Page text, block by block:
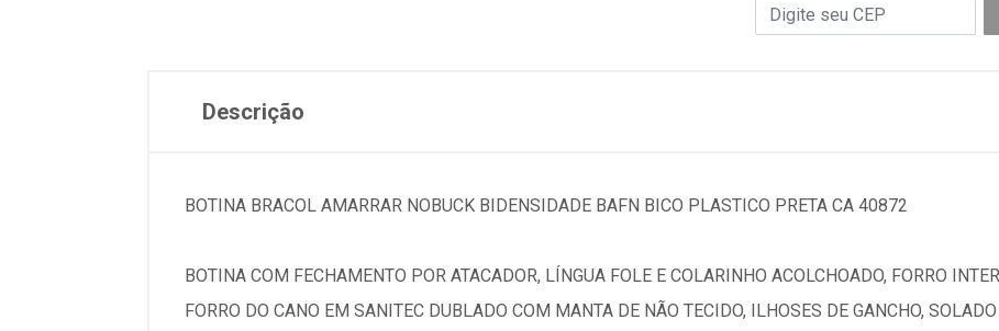
Descrição
BOTINA BRACOL AMARRAR NOBUCK BIDENSIDADE BAFN BICO PLASTICO PRETA CA 40872
BOTINA COM FECHAMENTO POR ATACADOR, LÍNGUA FOLE E COLARINHO ACOLCHOADO, FORRO
FORRO DO CANO EM SANITEC DUBLADO COM MANTA DE NÃO TECIDO, ILHOSES DE GANCHO,